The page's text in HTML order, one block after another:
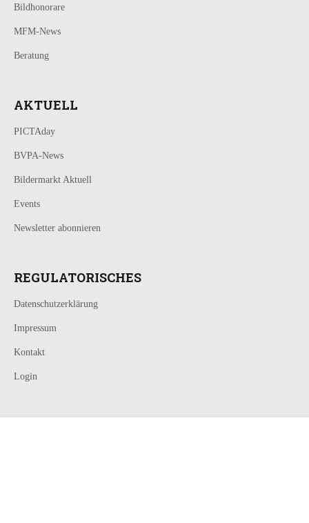
Bildhonorare
MFM-News
Beratung
AKTUELL
PICTAday
BVPA-News
Bildermarkt Aktuell
Events
Newsletter abonnieren
REGULATORISCHES
Datenschutzerklärung
Impressum
Kontakt
Login